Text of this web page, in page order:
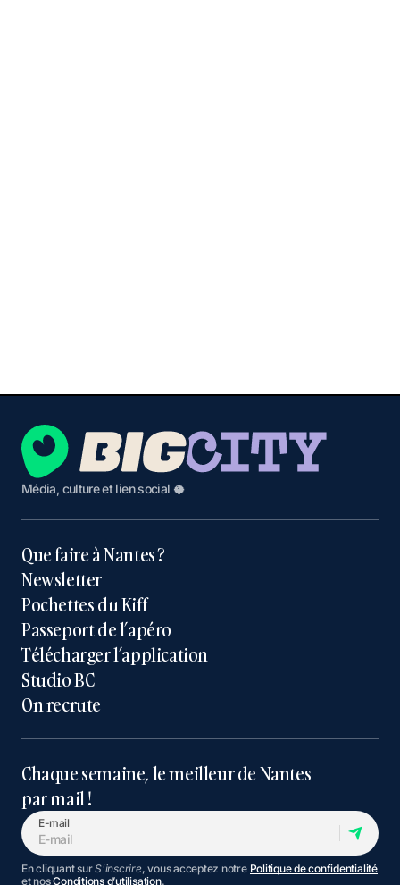
Média, culture et lien social 🥥
Que faire à Nantes ?
Newsletter
Pochettes du Kiff
Passeport de l’apéro
Télécharger l’application
Studio BC
On recrute
Chaque semaine, le meilleur de Nantes
par mail !
E-mail
En cliquant surS'inscrire, vous acceptez notre Politique de confidentialité
et nosConditions d’utilisation.